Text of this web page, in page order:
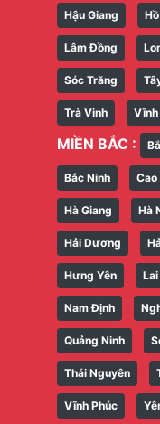
Hậu Giang
Lâm Đồng
Sóc Trăng
Trà Vinh Vĩnh
MIỀN BẮC :
Bắc Ninh Cao
Hà Giang Hà
Hải Dương
Hưng Yên
Nam Định
Quảng Ninh
Thái Nguyên
Vĩnh Phúc